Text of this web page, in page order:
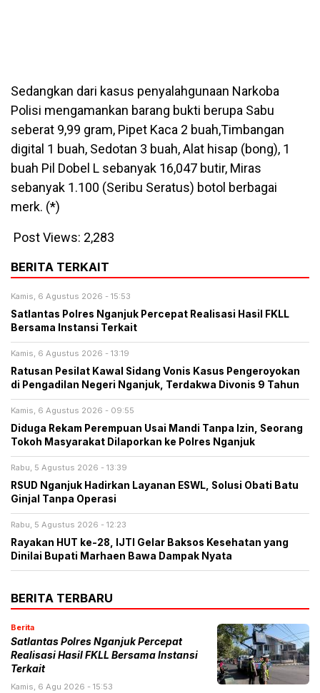
Sedangkan dari kasus penyalahgunaan Narkoba
Polisi mengamankan barang bukti berupa Sabu
seberat 9,99 gram, Pipet Kaca 2 buah,Timbangan
digital 1 buah, Sedotan 3 buah, Alat hisap (bong), 1
buah Pil Dobel L sebanyak 16,047 butir, Miras
sebanyak 1.100 (Seribu Seratus) botol berbagai
merk. (*)
Post Views: 2,283
BERITA TERKAIT
Kamis, 6 Agustus 2026 - 15:53
Satlantas Polres Nganjuk Percepat Realisasi Hasil FKLL
Bersama Instansi Terkait
Kamis, 6 Agustus 2026 - 13:19
Ratusan Pesilat Kawal Sidang Vonis Kasus Pengeroyokan
di Pengadilan Negeri Nganjuk, Terdakwa Divonis 9 Tahun
Kamis, 6 Agustus 2026 - 09:55
Diduga Rekam Perempuan Usai Mandi Tanpa Izin, Seorang
Tokoh Masyarakat Dilaporkan ke Polres Nganjuk
Rabu, 5 Agustus 2026 - 13:39
RSUD Nganjuk Hadirkan Layanan ESWL, Solusi Obati Batu
Ginjal Tanpa Operasi
Rabu, 5 Agustus 2026 - 12:23
Rayakan HUT ke-28, IJTI Gelar Baksos Kesehatan yang
Dinilai Bupati Marhaen Bawa Dampak Nyata
BERITA TERBARU
Berita
Satlantas Polres Nganjuk Percepat
Realisasi Hasil FKLL Bersama Instansi
Terkait
Kamis, 6 Agu 2026 - 15:53